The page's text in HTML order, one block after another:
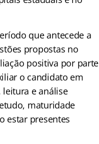
que antecede a
propostas no
positiva por parte
o candidato em
leitura e análise
maturidade
estar presentes